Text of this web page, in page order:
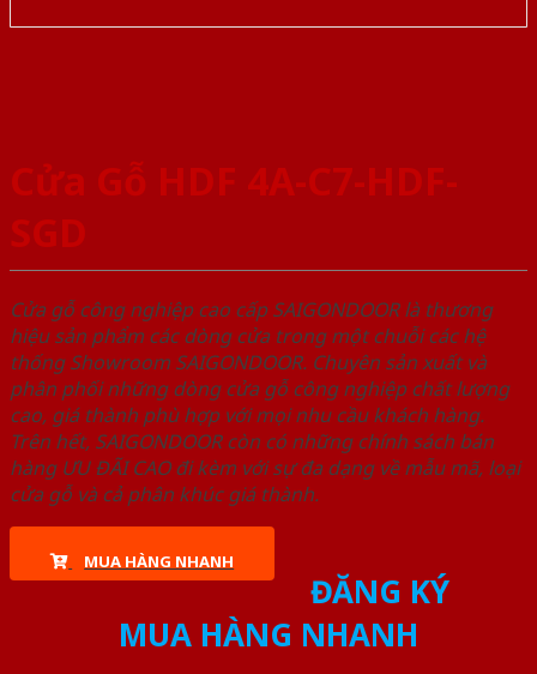
Cửa Gỗ HDF 4A-C7-HDF-
SGD
Cửa gỗ công nghiệp cao cấp SAIGONDOOR là thương
hiệu sản phẩm các dòng cửa trong một chuỗi các hệ
thống Showroom SAIGONDOOR. Chuyên sản xuất và
phân phối những dòng cửa gỗ công nghiệp chất lượng
cao, giá thành phù hợp với mọi nhu cầu khách hàng.
Trên hết, SAIGONDOOR còn có những chính sách bán
hàng ƯU ĐÃI CAO đi kèm với sự đa dạng về mẫu mã, loại
cửa gỗ và cả phân khúc giá thành.
MUA HÀNG NHANH
ĐĂNG KÝ
MUA HÀNG NHANH